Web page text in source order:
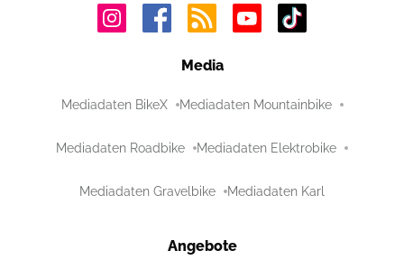
Media
Mediadaten BikeX Mediadaten Mountainbike
Mediadaten Roadbike Mediadaten Elektrobike
Mediadaten Gravelbike Mediadaten Karl
Angebote